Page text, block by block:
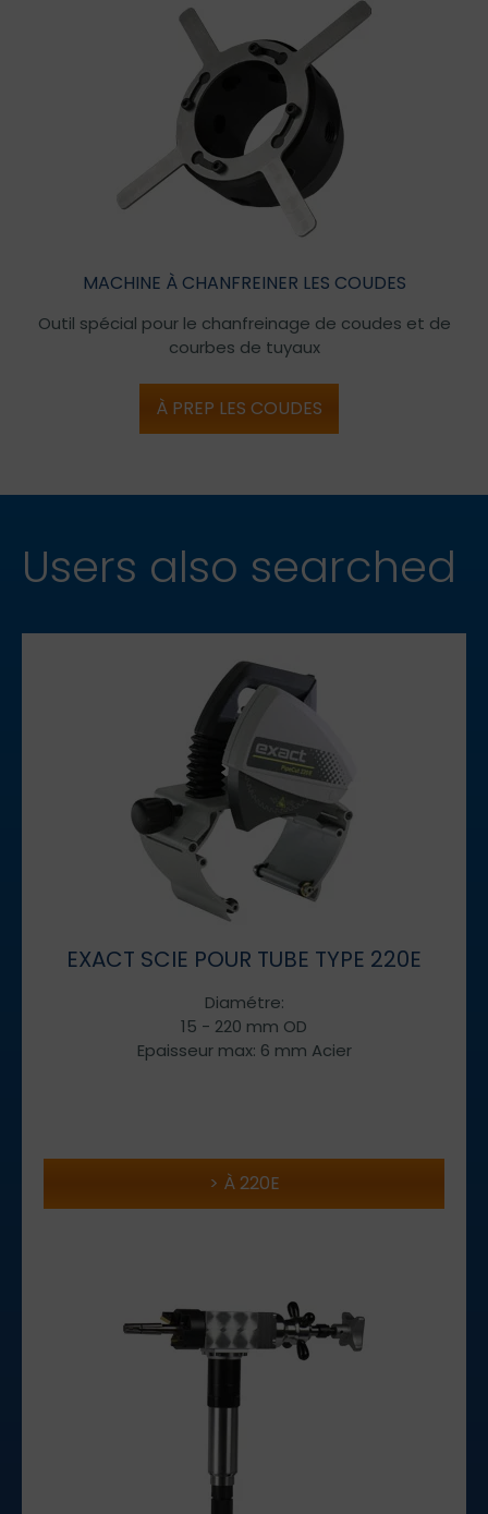
MACHINE À CHANFREINER LES COUDES
Outil spécial pour le chanfreinage de coudes et de
courbes de tuyaux
À PREP LES COUDES
Users also searched
EXACT SCIE POUR TUBE TYPE 220E
Diamétre:
15 - 220 mm OD
Epaisseur max: 6 mm Acier
À 220E